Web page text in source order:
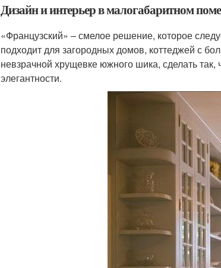
Дизайн и интерьер в малогабаритном
«Французский» – смелое решение, которое
подходит для загородных домов, коттеджей с
невзрачной хрущевке южного шика, сделать
элегантности.